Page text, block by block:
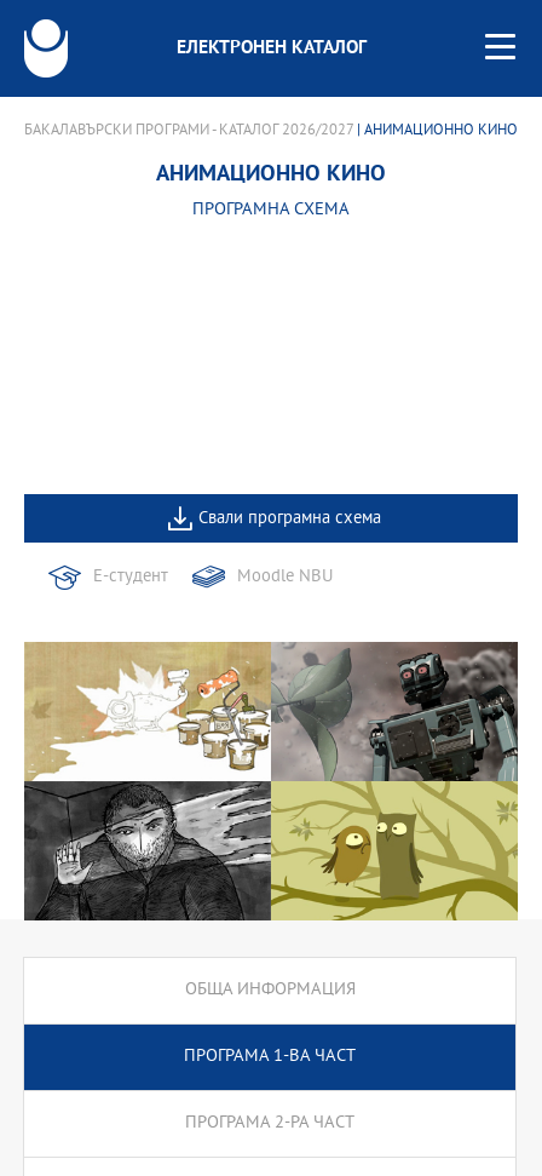
ЕЛЕКТРОНЕН КАТАЛОГ
БАКАЛАВЪРСКИ ПРОГРАМИ - КАТАЛОГ 2026/2027 | АНИМАЦИОННО КИНО
АНИМАЦИОННО КИНО
ПРОГРАМНА СХЕМА
Свали програмна схема
Е-студент Moodle NBU
ОБЩА ИНФОРМАЦИЯ
ПРОГРАМА 1-ВА ЧАСТ
ПРОГРАМА 2-РА ЧАСТ